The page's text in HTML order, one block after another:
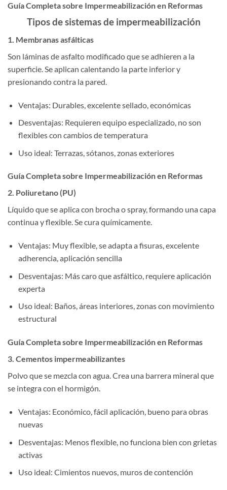
Guía Completa sobre Impermeabilización en Reformas
Tipos de sistemas de impermeabilización
1. Membranas asfálticas
Son láminas de asfalto modificado que se adhieren a la
superficie. Se aplican calentando la parte inferior y
presionando contra la pared.
Ventajas: Durables, excelente sellado, económicas
Desventajas: Requieren equipo especializado, no son
flexibles con cambios de temperatura
Uso ideal: Terrazas, sótanos, zonas exteriores
Guía Completa sobre Impermeabilización en Reformas
2. Poliuretano (PU)
Líquido que se aplica con brocha o spray, formando una capa
continua y flexible. Se cura químicamente.
Ventajas: Muy flexible, se adapta a fisuras, excelente
adherencia, aplicación sencilla
Desventajas: Más caro que asfáltico, requiere aplicación
experta
Uso ideal: Baños, áreas interiores, zonas con movimiento
estructural
Guía Completa sobre Impermeabilización en Reformas
3. Cementos impermeabilizantes
Polvo que se mezcla con agua. Crea una barrera mineral que
se integra con el hormigón.
Ventajas: Económico, fácil aplicación, bueno para obras
nuevas
Desventajas: Menos flexible, no funciona bien con grietas
activas
Uso ideal: Cimientos nuevos, muros de contención